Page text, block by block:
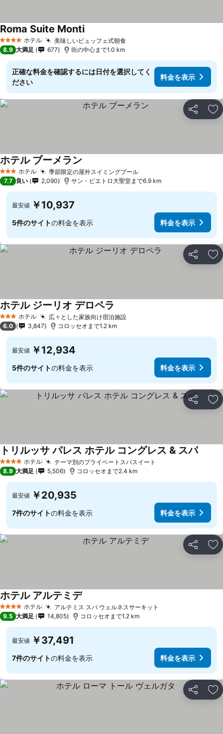
4 ホテルのランク
ホテル 美味しいビュッフェ式朝食
Roma Suite Monti
8.9 大満足 677 街の中心まで1.0 km
正確な料金を確認するには日付を選択してく
ださい
料金を表示
シェア お
3 ホテルのランク
ホテル 季節限定の屋外スイミングプール
ホテル ブーメラン
7.7 良い 2,090 サン・ピエトロ大聖堂まで6.9 km
最安値 ￥10,937
5件のサイトの料金を表示 料金を表示
シェア お
3 ホテルのランク
ホテル 広々とした家族向け宿泊施設
ホテル ジーリオ デロペラ
6.0 3,847 コロッセオまで1.2 km
最安値 ￥12,934
5件のサイトの料金を表示 料金を表示
シェア お
4 ホテルのランク
ホテル テーマ別のプライベートスパスイート
トリルッサ パレス ホテル コングレス & スパ
8.9 大満足 5,506 コロッセオまで2.4 km
最安値 ￥20,935
7件のサイトの料金を表示 料金を表示
シェア お
4 ホテルのランク
ホテル アルテミス スパ ウェルネスサーキット
ホテル アルテミデ
9.5 大満足 14,805 コロッセオまで1.2 km
最安値 ￥37,491
7件のサイトの料金を表示 料金を表示
シェア お